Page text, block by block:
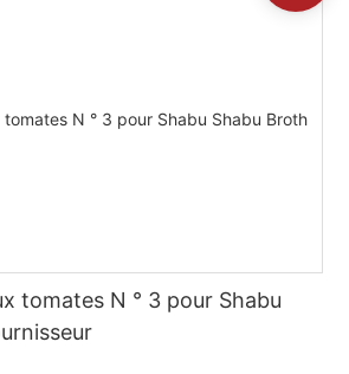
tomates N ° 3 pour Shabu